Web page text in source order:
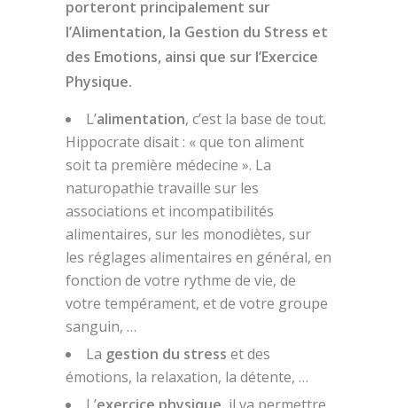
porteront principalement sur
l’Alimentation, la Gestion du Stress et
des Emotions, ainsi que sur l’Exercice
Physique.
L’alimentation, c’est la base de tout.
Hippocrate disait : « que ton aliment
soit ta première médecine ». La
naturopathie travaille sur les
associations et incompatibilités
alimentaires, sur les monodiètes, sur
les réglages alimentaires en général, en
fonction de votre rythme de vie, de
votre tempérament, et de votre groupe
sanguin, …
La gestion du stress et des
émotions, la relaxation, la détente, …
L’exercice physique, il va permettre